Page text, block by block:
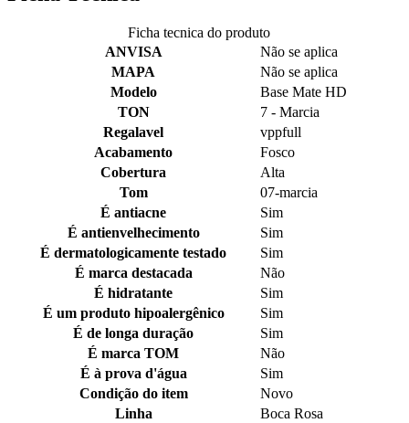
Ficha tecnica do produto
ANVISA
Não se aplica
MAPA
Não se aplica
Modelo
Base Mate HD
TON
7 - Marcia
Regalavel
vppfull
Acabamento
Fosco
Cobertura
Alta
Tom
07-marcia
É antiacne
Sim
É antienvelhecimento
Sim
É dermatologicamente testado
Sim
É marca destacada
Não
É hidratante
Sim
É um produto hipoalergênico
Sim
É de longa duração
Sim
É marca TOM
Não
É à prova d'água
Sim
Condição do item
Novo
Linha
Boca Rosa